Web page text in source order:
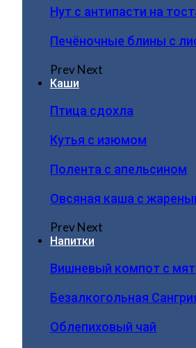
Нут с антипасти на
Печёночные блины с
PrevNext
Каши
Птица сдохла
Кутья с изюмом
Полента с апельсином
Овсяная каша с
PrevNext
Напитки
Вишневый компот с
Безалкогольная
Облепиховый чай